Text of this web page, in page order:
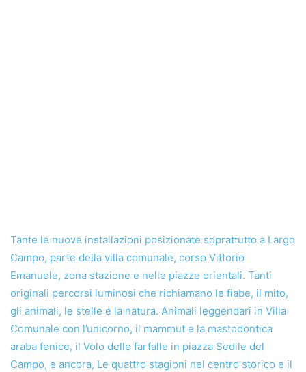
Tante le nuove installazioni posizionate soprattutto a Largo
Campo, parte della villa comunale, corso Vittorio
Emanuele, zona stazione e nelle piazze orientali. Tanti
originali percorsi luminosi che richiamano le fiabe, il mito,
gli animali, le stelle e la natura. Animali leggendari in Villa
Comunale con l’unicorno, il mammut e la mastodontica
araba fenice, il Volo delle farfalle in piazza Sedile del
Campo, e ancora, Le quattro stagioni nel centro storico e il